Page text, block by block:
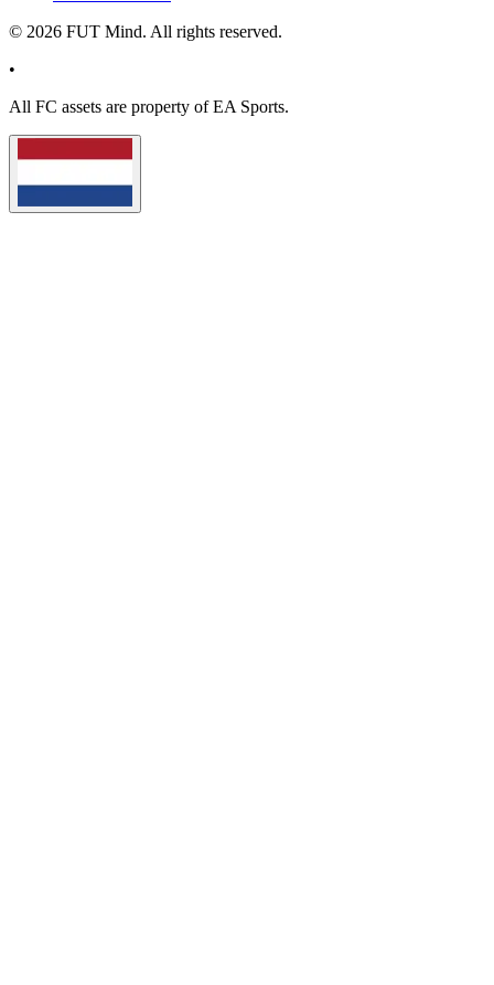
© 2026 FUT Mind. All rights reserved.
•
All FC assets are property of EA Sports.